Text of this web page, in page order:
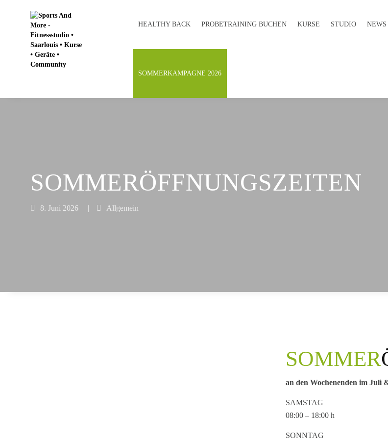
HEALTHY BACK PROBE­TRAINING BUCHEN KURSE STUDIO NEWS
SOMMERKAMPAGNE 2026
SOMMERÖFFNUNGSZEITEN
8. Juni 2026 | Allgemein
SOMMER
an den Wochenenden im Juli
SAMSTAG
08:00 – 18:00 h
SONNTAG